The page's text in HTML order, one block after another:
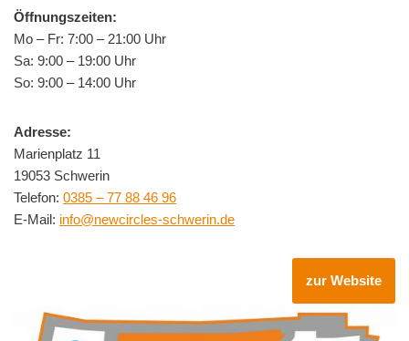
Öffnungszeiten:
Mo – Fr: 7:00 – 21:00 Uhr
Sa: 9:00 – 19:00 Uhr
So: 9:00 – 14:00 Uhr
Adresse:
Marienplatz 11
19053 Schwerin
Telefon: 0385 – 77 88 46 96
E-Mail: info@newcircles-schwerin.de
zur Website